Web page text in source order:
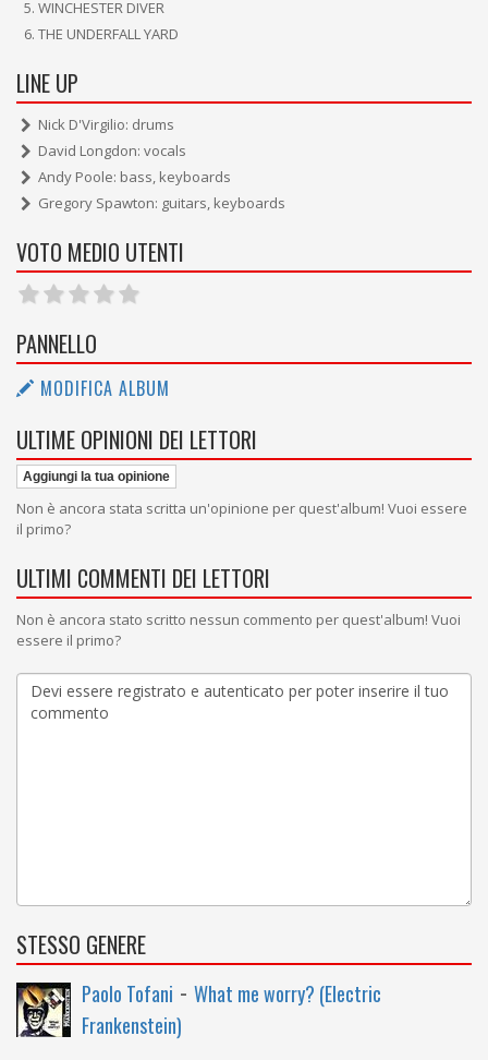
WINCHESTER DIVER
THE UNDERFALL YARD
LINE UP
Nick D'Virgilio: drums
David Longdon: vocals
Andy Poole: bass, keyboards
Gregory Spawton: guitars, keyboards
VOTO MEDIO UTENTI
PANNELLO
MODIFICA ALBUM
ULTIME OPINIONI DEI LETTORI
Aggiungi la tua opinione
Non è ancora stata scritta un'opinione per quest'album! Vuoi essere
il primo?
ULTIMI COMMENTI DEI LETTORI
Non è ancora stato scritto nessun commento per quest'album! Vuoi
essere il primo?
STESSO GENERE
Paolo Tofani - What me worry? (Electric
Frankenstein)